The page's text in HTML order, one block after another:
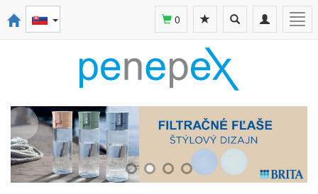
Toggle
navigation
Toggle
search
0